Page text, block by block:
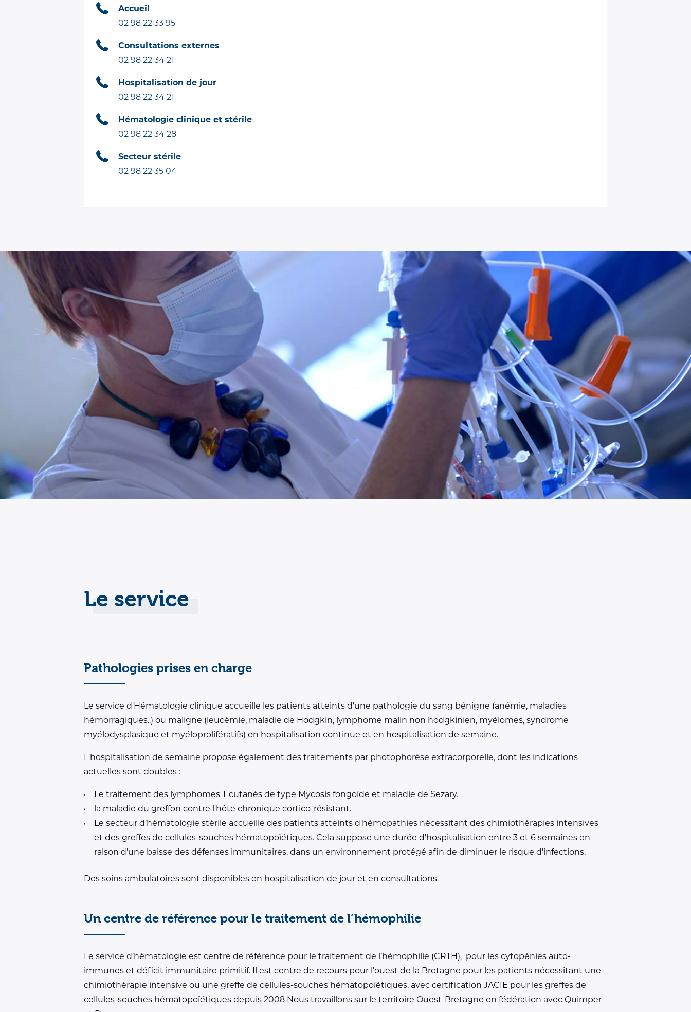
Accueil
02 98 22 33 95
Consultations externes
02 98 22 34 21
Hospitalisation de jour
02 98 22 34 21
Hématologie clinique et stérile
02 98 22 34 28
Secteur stérile
02 98 22 35 04
Le service
Pathologies prises en charge
Le service d'Hématologie clinique accueille les patients atteints d'une pathologie du sang bénigne (anémie, maladies
hémorragiques..) ou maligne (leucémie, maladie de Hodgkin, lymphome malin non hodgkinien, myélomes, syndrome
myélodysplasique et myéloprolifératifs) en hospitalisation continue et en hospitalisation de semaine.
L'hospitalisation de semaine propose également des traitements par photophorèse extracorporelle, dont les indications
actuelles sont doubles :
Le traitement des lymphomes T cutanés de type Mycosis fongoïde et maladie de Sezary.
la maladie du greffon contre l'hôte chronique cortico-résistant.
Le secteur d’hématologie stérile accueille des patients atteints d'hémopathies nécessitant des chimiothérapies intensives
et des greffes de cellules-souches hématopoïétiques. Cela suppose une durée d'hospitalisation entre 3 et 6 semaines en
raison d’une baisse des défenses immunitaires, dans un environnement protégé afin de diminuer le risque d'infections.
Des soins ambulatoires sont disponibles en hospitalisation de jour et en consultations.
Un centre de référence pour le traitement de l’hémophilie
Le service d’hématologie est centre de référence pour le traitement de l’hémophilie (CRTH), pour les cytopénies auto-
immunes et déficit immunitaire primitif. Il est centre de recours pour l’ouest de la Bretagne pour les patients nécessitant une
chimiothérapie intensive ou une greffe de cellules-souches hématopoïétiques, avec certification JACIE pour les greffes de
cellules-souches hématopoïétiques depuis 2008 Nous travaillons sur le territoire Ouest-Bretagne en fédération avec Quimper